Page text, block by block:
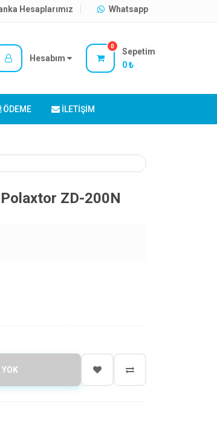
Hesaplarımız Whatsapp
Hesabım
0
Sepetim
0 ₺
ÖDEME İLETIŞIM
ZD-200N